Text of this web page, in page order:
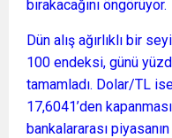
bırakacağını öngörüyor.
Dün alış ağırlıklı bir
100 endeksi, günü
tamamladı. Dolar/TL
17,6041’den
bankalararası